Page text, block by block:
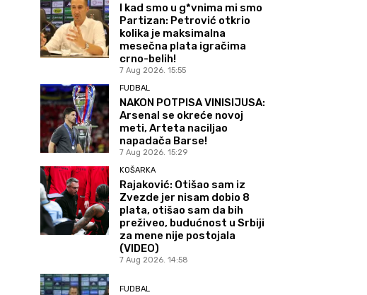
I kad smo u g*vnima mi smo
Partizan: Petrović otkrio
kolika je maksimalna
mesečna plata igračima
crno-belih!
7 Aug 2026. 15:55
FUDBAL
NAKON POTPISA VINISIJUSA:
Arsenal se okreće novoj
meti, Arteta naciljao
napadača Barse!
7 Aug 2026. 15:29
KOŠARKA
Rajaković: Otišao sam iz
Zvezde jer nisam dobio 8
plata, otišao sam da bih
preživeo, budućnost u Srbiji
za mene nije postojala
(VIDEO)
7 Aug 2026. 14:58
FUDBAL